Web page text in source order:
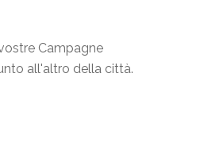
Campagne
all'altro della città.